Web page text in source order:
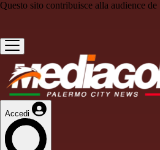
Questo sito contribuisce alla audience de
Accedi